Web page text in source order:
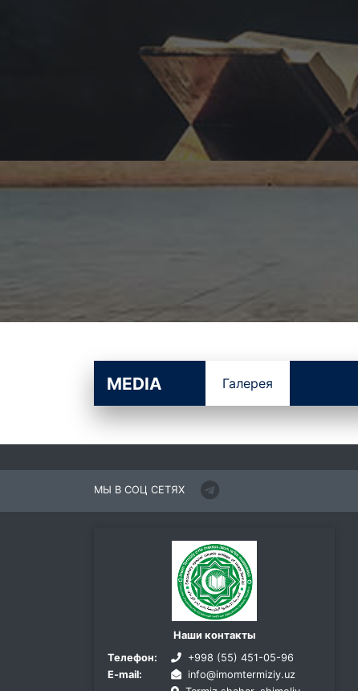
MEDIA Галерея
МЫ В СОЦ СЕТЯХ
Наши контакты
Телефон:
+998 (55) 451-05-96
E-mail:
info@imomtermiziy.uz